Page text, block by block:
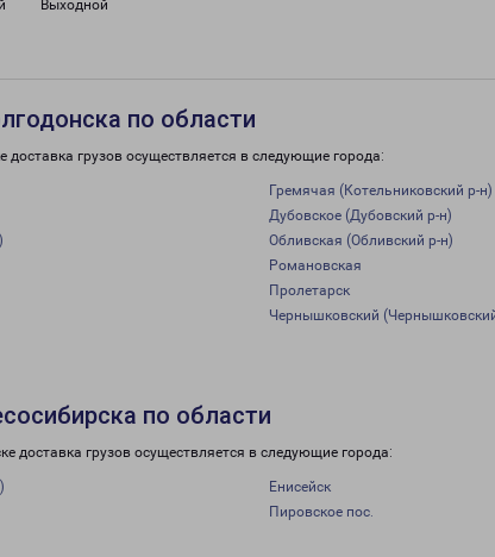
Выходной
по области
доставка грузов осуществляется в следующие города:
Гремячая (Котельниковский р-н)
Дубовское (Дубовский р-н)
Обливская (Обливский р-н)
Романовская
Пролетарск
Чернышковский
по области
доставка грузов осуществляется в следующие города:
Енисейск
Пировское пос.